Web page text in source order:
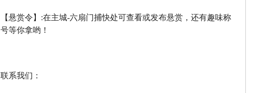
【悬赏令】 :在主城-六扇门捕快处可查看或发布悬赏，还有趣味称
号等你拿哟！
联系我们：